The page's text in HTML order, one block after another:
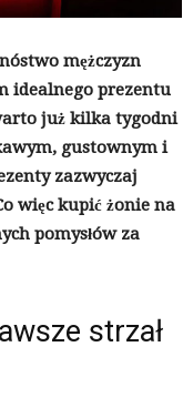
mężczyzn
idealnego prezentu
już kilka tygodni
gustownym i
zazwyczaj
więc kupić żonie na
pomysłów za
strzał